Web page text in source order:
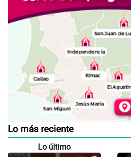
Lo más reciente
Lo último